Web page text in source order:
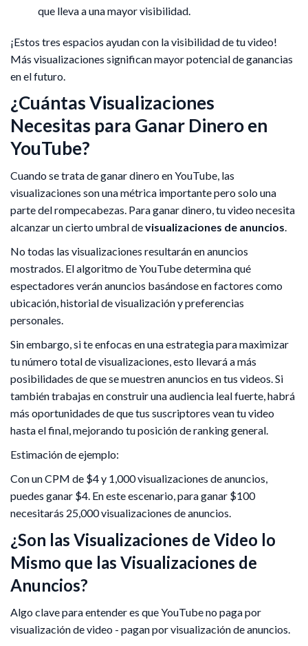
que lleva a una mayor visibilidad.
¡Estos tres espacios ayudan con la visibilidad de tu video!
Más visualizaciones significan mayor potencial de ganancias
en el futuro.
¿Cuántas Visualizaciones
Necesitas para Ganar Dinero en
YouTube?
Cuando se trata de ganar dinero en YouTube, las
visualizaciones son una métrica importante pero solo una
parte del rompecabezas. Para ganar dinero, tu video necesita
alcanzar un cierto umbral devisualizaciones de anuncios.
No todas las visualizaciones resultarán en anuncios
mostrados. El algoritmo de YouTube determina qué
espectadores verán anuncios basándose en factores como
ubicación, historial de visualización y preferencias
personales.
Sin embargo, si te enfocas en una estrategia para maximizar
tu número total de visualizaciones, esto llevará a más
posibilidades de que se muestren anuncios en tus videos. Si
también trabajas en construir una audiencia leal fuerte, habrá
más oportunidades de que tus suscriptores vean tu video
hasta el final, mejorando tu posición de ranking general.
Estimación de ejemplo:
Con un CPM de $4 y 1,000 visualizaciones de anuncios,
puedes ganar $4. En este escenario, para ganar $100
necesitarás 25,000 visualizaciones de anuncios.
¿Son las Visualizaciones de Video lo
Mismo que las Visualizaciones de
Anuncios?
Algo clave para entender es que YouTube no paga por
visualización de video - pagan por visualización de anuncios.